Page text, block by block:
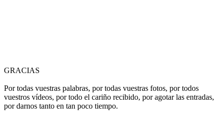
GRACIAS
Por todas vuestras palabras, por todas vuestras fotos, por todos
vuestros vídeos, por todo el cariño recibido, por agotar las entradas,
por darnos tanto en tan poco tiempo.